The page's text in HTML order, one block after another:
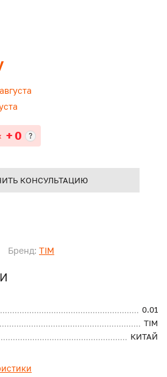
Бренд: TIM
0.01
TIM
КИТАЙ
+ 0 ?
КОНСУЛЬТАЦИЮ